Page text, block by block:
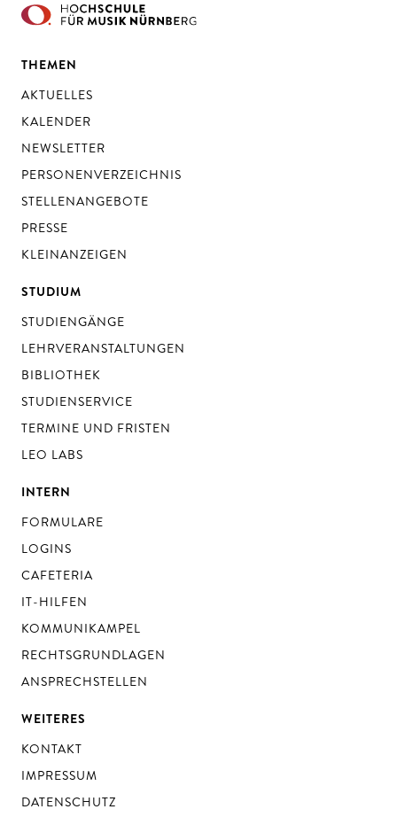
THEMEN
AKTUELLES
KALENDER
NEWSLETTER
PERSONENVERZEICHNIS
STELLENANGEBOTE
PRESSE
KLEINANZEIGEN
STUDIUM
STUDIENGÄNGE
LEHRVERANSTALTUNGEN
BIBLIOTHEK
STUDIENSERVICE
TERMINE UND FRISTEN
LEO LABS
INTERN
FORMULARE
LOGINS
CAFETERIA
IT-HILFEN
KOMMUNIKAMPEL
RECHTSGRUNDLAGEN
ANSPRECHSTELLEN
WEITERES
KONTAKT
IMPRESSUM
DATENSCHUTZ